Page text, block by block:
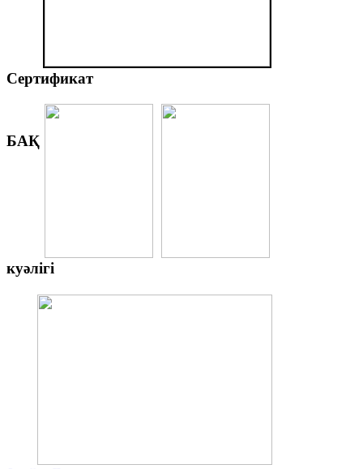
Сертификат
БАҚ
куәлігі